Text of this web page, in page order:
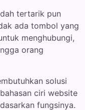
tertarik pun
ada tombol yang
menghubungi,
orang
solusi
ciri website
fungsinya.